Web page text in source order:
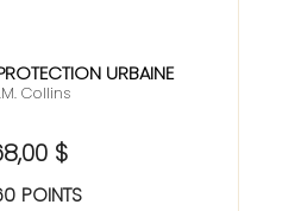
URBAINE
Collins
$
POINTS